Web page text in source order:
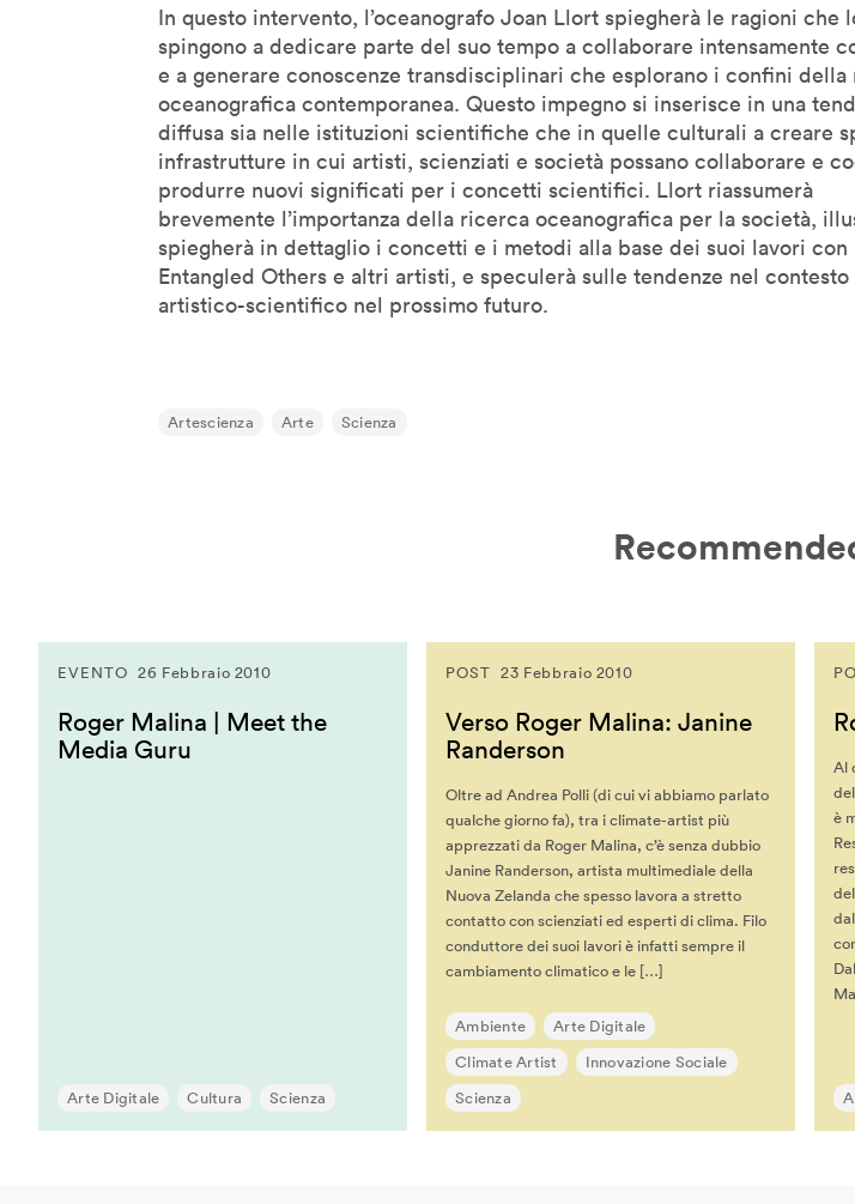
Miri Chekhanovich E Édith
Jorisch
Moeed Ahmad
Monica Bello
Morihiro Harano
Moses Znaimer
Mugendi K. M’Rithaa
Nao Tokui
Steven Berlin Johnson
Thijs Biersteker
Thomas Sutton
In questo intervento, l’oceanografo Joan Llort spiegherà le ragioni che
spingono a dedicare parte del suo tempo a collaborare intensamente
e a generare conoscenze transdisciplinari che esplorano i confini
oceanografica contemporanea. Questo impegno si inserisce in una
diffusa sia nelle istituzioni scientifiche che in quelle culturali a creare
infrastrutture in cui artisti, scienziati e società possano collaborare e
produrre nuovi significati per i concetti scientifici. Llort riassumerà
brevemente l’importanza della ricerca oceanografica per la società,
spiegherà in dettaglio i concetti e i metodi alla base dei suoi lavori con
Entangled Others e altri artisti, e speculerà sulle tendenze nel contesto
artistico-scientifico nel prossimo futuro.
Artescienza Arte Scienza
EVENTO 26 Febbraio 2010
Roger Malina | Meet the
Media Guru
Arte Digitale Cultura Scienza
POST 23 Febbraio 2010
Verso Roger Malina: Janine
Randerson
Oltre ad Andrea Polli (di cui vi abbiamo parlato
qualche giorno fa), tra i climate-artist più
apprezzati da Roger Malina, c’è senza dubbio
Janine Randerson, artista multimediale della
Nuova Zelanda che spesso lavora a stretto
contatto con scienziati ed esperti di clima. Filo
conduttore dei suoi lavori è infatti sempre il
cambiamento climatico e le […]
Ambiente
Arte Digitale
Climate Artist
Innovazione Sociale
Scienza
Al
è